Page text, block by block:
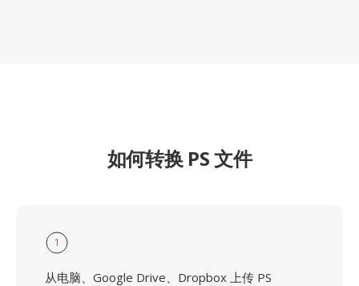
如何转换 PS 文件
1
从电脑、Google Drive、Dropbox 上传 PS